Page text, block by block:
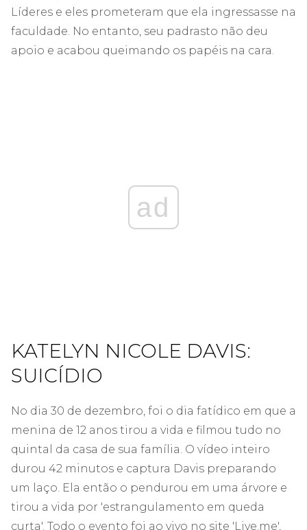
Líderes e eles prometeram que ela ingressasse na
faculdade. No entanto, seu padrasto não deu
apoio e acabou queimando os papéis na cara.
ad
KATELYN NICOLE DAVIS:
SUICÍDIO
No dia 30 de dezembro, foi o dia fatídico em que a
menina de 12 anos tirou a vida e filmou tudo no
quintal da casa de sua família. O vídeo inteiro
durou 42 minutos e captura Davis preparando
um laço. Ela então o pendurou em uma árvore e
tirou a vida por 'estrangulamento em queda
curta'. Todo o evento foi ao vivo no site 'Live.me',